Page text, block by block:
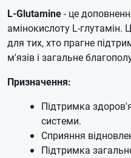
L-Glutamine- це
амінокислоту L-глутамін.
для тих, хто прагне
м'язів і загальне
Призначення:
Підтримка
системи.
Сприяння
Підтримка